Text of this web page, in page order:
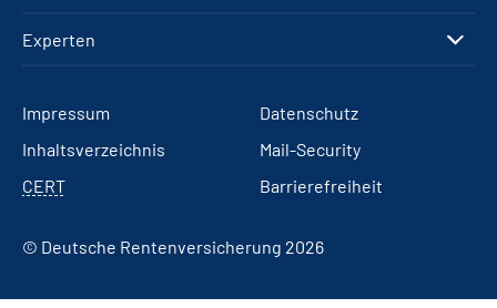
Experten
Impressum
Datenschutz
Inhaltsverzeichnis
Mail-Security
CERT
Barrierefreiheit
© Deutsche Rentenversicherung 2026